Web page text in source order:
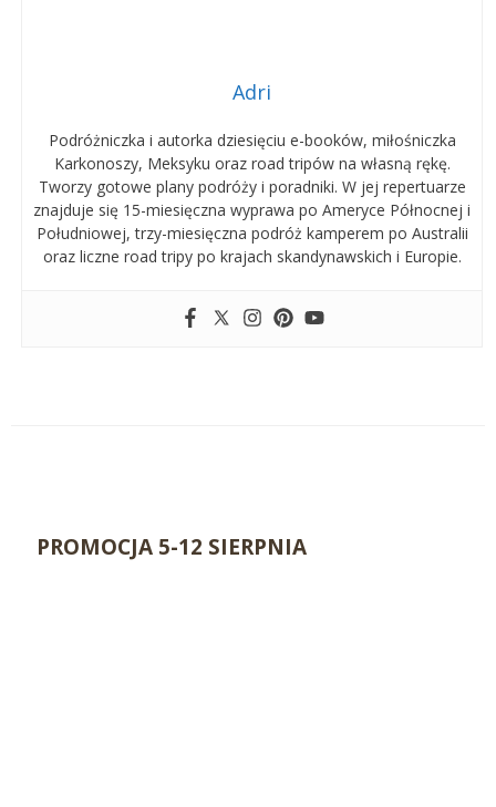
Adri
Podróżniczka i autorka dziesięciu e-booków, miłośniczka
Karkonoszy, Meksyku oraz road tripów na własną rękę.
Tworzy gotowe plany podróży i poradniki. W jej repertuarze
znajduje się 15-miesięczna wyprawa po Ameryce Północnej i
Południowej, trzy-miesięczna podróż kamperem po Australii
oraz liczne road tripy po krajach skandynawskich i Europie.
PROMOCJA 5-12 SIERPNIA